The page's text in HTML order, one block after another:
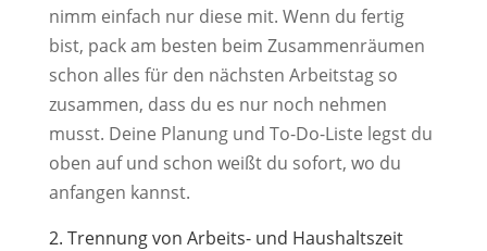
nimm einfach nur diese mit. Wenn du fertig
bist, pack am besten beim Zusammenräumen
schon alles für den nächsten Arbeitstag so
zusammen, dass du es nur noch nehmen
musst. Deine Planung und To-Do-Liste legst du
oben auf und schon weißt du sofort, wo du
anfangen kannst.
2. Trennung von Arbeits- und Haushaltszeit